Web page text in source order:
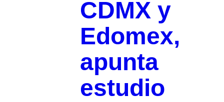
CDMX y
Edomex,
apunta
estudio